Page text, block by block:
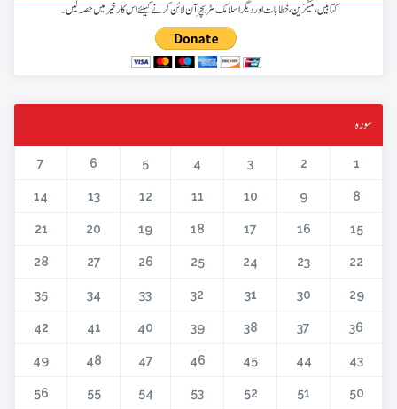
کتابیں، میگزین، خطابات اور دیگر اسلامک لٹریچر آن لائن کرنے کیلئے اس کار خیر میں حصہ لیں۔
سورہ
1
2
3
4
5
6
7
8
9
10
11
12
13
14
15
16
17
18
19
20
21
22
23
24
25
26
27
28
29
30
31
32
33
34
35
36
37
38
39
40
41
42
43
44
45
46
47
48
49
50
51
52
53
54
55
56